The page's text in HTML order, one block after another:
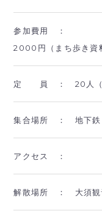
参加費用 ：
2000円（まち歩き資
定 員 ： 20人
集合場所 ： 地下
アクセス ：
解散場所 ： 大須